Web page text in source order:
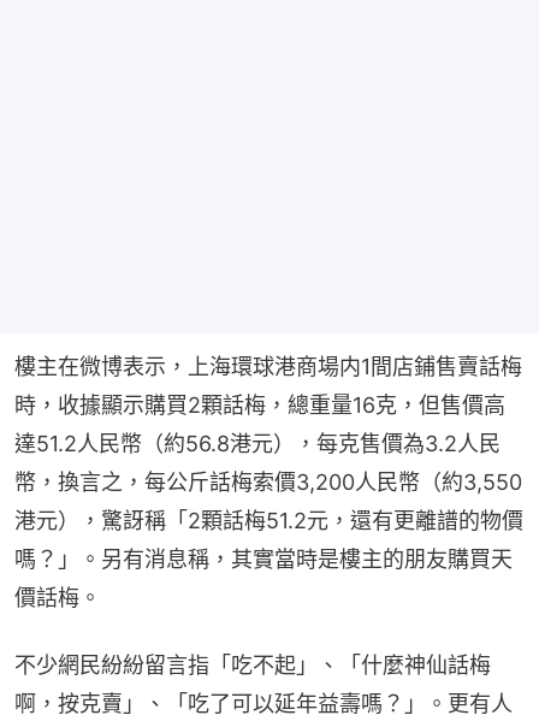
樓主在微博表示，上海環球港商場内1間店鋪售賣話梅
時，收據顯示購買2顆話梅，總重量16克，但售價高
達51.2人民幣（約56.8港元），每克售價為3.2人民
幣，換言之，每公斤話梅索價3,200人民幣（約3,550
港元），驚訝稱「2顆話梅51.2元，還有更離譜的物價
嗎？」。另有消息稱，其實當時是樓主的朋友購買天
價話梅。
不少網民紛紛留言指「吃不起」、「什麼神仙話梅
啊，按克賣」、「吃了可以延年益壽嗎？」。更有人